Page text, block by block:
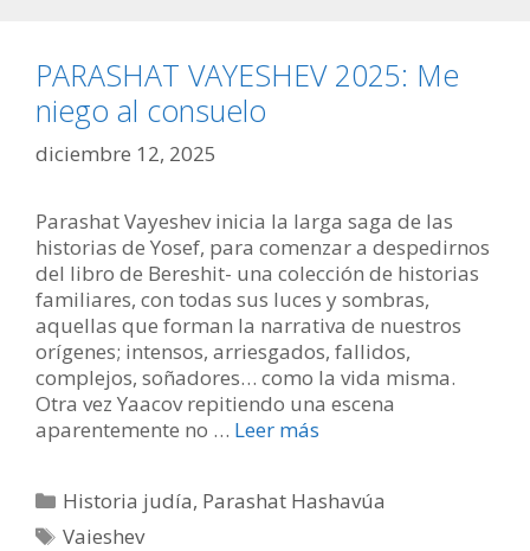
PARASHAT VAYESHEV 2025: Me
niego al consuelo
diciembre 12, 2025
Parashat Vayeshev inicia la larga saga de las
historias de Yosef, para comenzar a despedirnos
del libro de Bereshit- una colección de historias
familiares, con todas sus luces y sombras,
aquellas que forman la narrativa de nuestros
orígenes; intensos, arriesgados, fallidos,
complejos, soñadores… como la vida misma.
Otra vez Yaacov repitiendo una escena
aparentemente no … Leer más
Categorías
Historia judía, Parashat Hashavúa
Etiquetas
Vaieshev